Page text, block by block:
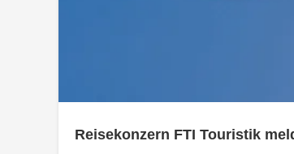
Reisekonzern FTI Touristik